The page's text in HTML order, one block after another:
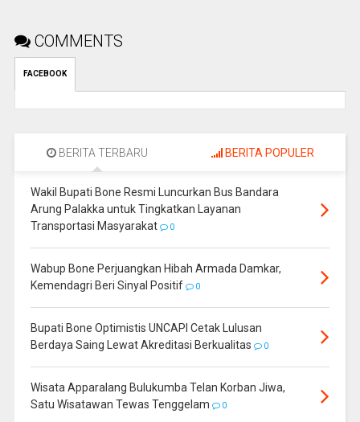
COMMENTS
FACEBOOK
BERITA TERBARU BERITA POPULER
Wakil Bupati Bone Resmi Luncurkan Bus Bandara
Arung Palakka untuk Tingkatkan Layanan
Transportasi Masyarakat
0
Wabup Bone Perjuangkan Hibah Armada Damkar,
Kemendagri Beri Sinyal Positif
0
Bupati Bone Optimistis UNCAPI Cetak Lulusan
Berdaya Saing Lewat Akreditasi Berkualitas
0
Wisata Apparalang Bulukumba Telan Korban Jiwa,
Satu Wisatawan Tewas Tenggelam
0